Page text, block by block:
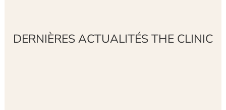
DERNIÈRES ACTUALITÉS THE CLINIC